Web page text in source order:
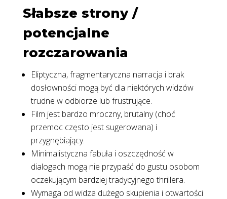
Słabsze strony /
potencjalne
rozczarowania
Eliptyczna, fragmentaryczna narracja i brak
dosłowności mogą być dla niektórych widzów
trudne w odbiorze lub frustrujące.
Film jest bardzo mroczny, brutalny (choć
przemoc często jest sugerowana) i
przygnębiający.
Minimalistyczna fabuła i oszczędność w
dialogach mogą nie przypaść do gustu osobom
oczekującym bardziej tradycyjnego thrillera.
Wymaga od widza dużego skupienia i otwartości